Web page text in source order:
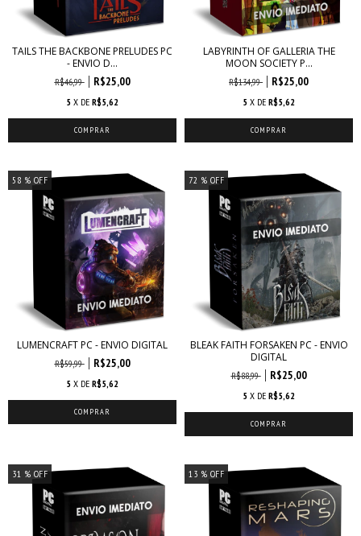
TAILS THE BACKBONE PRELUDES PC
- ENVIO D...
R$46,99 R$25,00
5 X DE R$5,62
LABYRINTH OF GALLERIA THE
MOON SOCIETY P...
R$134,99 R$25,00
5 X DE R$5,62
58 % OFF
LUMENCRAFT PC - ENVIO DIGITAL
R$59,99 R$25,00
5 X DE R$5,62
72 % OFF
BLEAK FAITH FORSAKEN PC - ENVIO
DIGITAL
R$88,99 R$25,00
5 X DE R$5,62
31 % OFF 13 % OFF